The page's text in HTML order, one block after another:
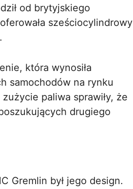
od brytyjskiego
sześciocylindrowy
która wynosiła
samochodów na rynku
paliwa sprawiły, że
drugiego
Gremlin był jego design.